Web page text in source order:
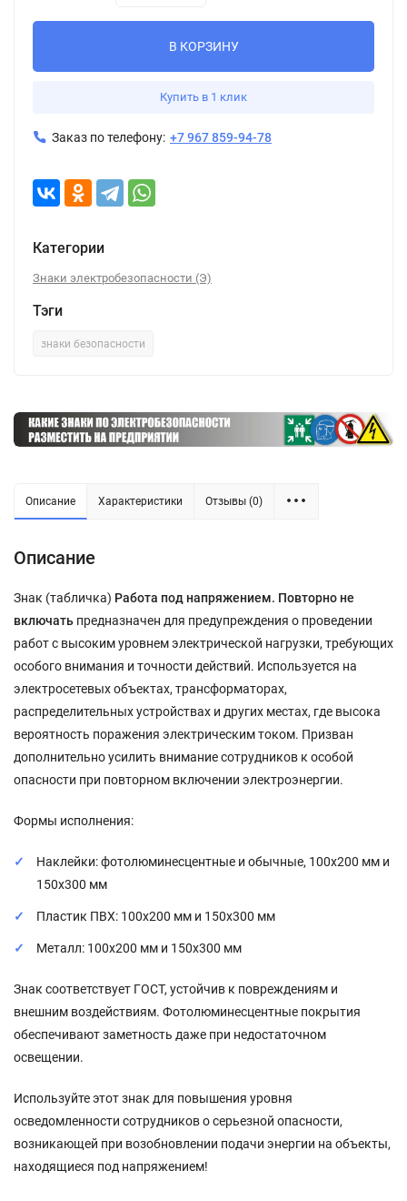
В КОРЗИНУ
Купить в 1 клик
Заказ по телефону: +7 967 859-94-78
Категории
Знаки электробезопасности (Э)
Тэги
знаки безопасности
Описание Характеристики Отзывы (0)
Описание
Знак (табличка) Работа под напряжением. Повторно не
включать предназначен для предупреждения о проведении
работ с высоким уровнем электрической нагрузки, требующих
особого внимания и точности действий. Используется на
электросетевых объектах, трансформаторах,
распределительных устройствах и других местах, где высока
вероятность поражения электрическим током. Призван
дополнительно усилить внимание сотрудников к особой
опасности при повторном включении электроэнергии.
Формы исполнения:
Наклейки: фотолюминесцентные и обычные, 100x200 мм и
150x300 мм
Пластик ПВХ: 100x200 мм и 150x300 мм
Металл: 100x200 мм и 150x300 мм
Знак соответствует ГОСТ, устойчив к повреждениям и
внешним воздействиям. Фотолюминесцентные покрытия
обеспечивают заметность даже при недостаточном
освещении.
Используйте этот знак для повышения уровня
осведомленности сотрудников о серьезной опасности,
возникающей при возобновлении подачи энергии на объекты,
находящиеся под напряжением!